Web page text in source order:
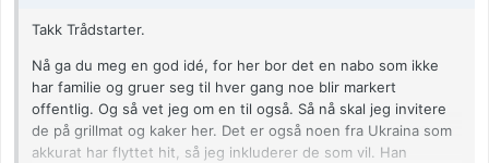
Takk Trådstarter.
Nå ga du meg en god idé, for her bor det en nabo som ikke
har familie og gruer seg til hver gang noe blir markert
offentlig. Og så vet jeg om en til også. Så nå skal jeg invitere
de på grillmat og kaker her. Det er også noen fra Ukraina som
akkurat har flyttet hit, så jeg inkluderer de som vil. Han